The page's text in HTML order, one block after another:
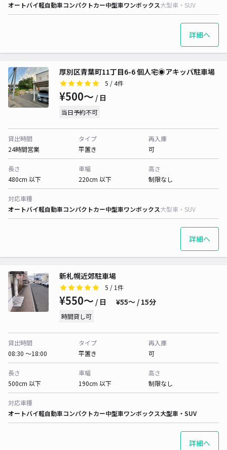
オートバイ軽自動車コンパクトカー中型車ワンボックス大型車・SUV
詳細へ
厚別区青葉町11丁目6-6 個人宅◉アキッパ駐車場
5 / 4件
¥500〜 / 日
当日予約不可
貸出時間
24時間営業
タイプ
平置き
再入庫
可
長さ
480cm 以下
車幅
220cm 以下
高さ
制限なし
対応車種
オートバイ軽自動車コンパクトカー中型車ワンボックス大型車・SUV
詳細へ
新札幌近郊駐車場
5 / 1件
¥550〜 / 日 ¥55〜 / 15分
時間貸し可
貸出時間
08:30 〜18:00
タイプ
平置き
再入庫
可
長さ
500cm 以下
車幅
190cm 以下
高さ
制限なし
対応車種
オートバイ軽自動車コンパクトカー中型車ワンボックス大型車・SUV
詳細へ